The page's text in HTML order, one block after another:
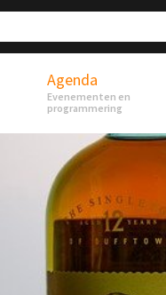
Agenda
Evenementen en
programmering